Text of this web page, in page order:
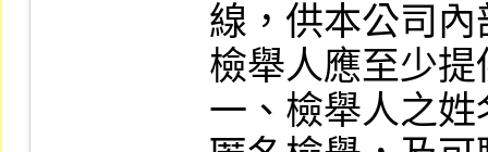
線，供本公司
檢舉人應至少
一、檢舉人之